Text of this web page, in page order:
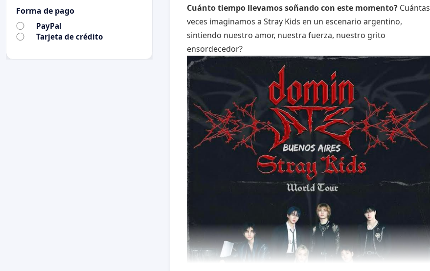
Cuánto tiempo llevamos soñando con este momento? Cuántas
veces imaginamos a Stray Kids en un escenario argentino,
sintiendo nuestro amor, nuestra fuerza, nuestro grito
ensordecedor?
Forma de pago
PayPal
Tarjeta de crédito